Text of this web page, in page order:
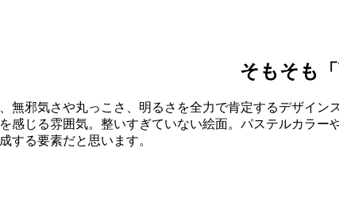
そもそも
無邪気さや丸っこさ、明るさを全力で肯定するデザイ
感じる雰囲気。整いすぎていない絵面。パステルカラ
する要素だと思います。